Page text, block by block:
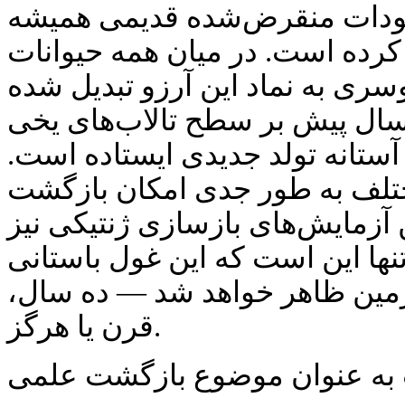
منقرض‌شده قدیمی همیشه
است. در میان همه حیوانات
به نماد این آرزو تبدیل شده
پیش بر سطح تالاب‌های یخی
تولد جدیدی ایستاده است.
به طور جدی امکان بازگشت
آزمایش‌های بازسازی ژنتیکی نیز
این است که این غول باستانی
ظاهر خواهد شد — ده سال،
قرن یا هرگز.
عنوان موضوع بازگشت علمی